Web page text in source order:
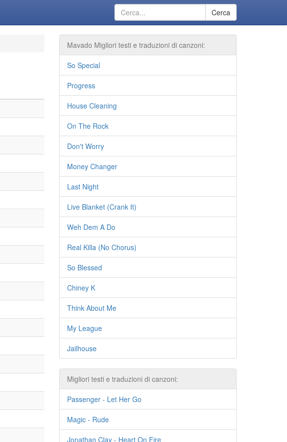
Cerca
Mavado Migliori testi e traduzioni di canzoni:
So Special
Progress
House Cleaning
On The Rock
Don't Worry
Money Changer
Last Night
Live Blanket (Crank It)
Weh Dem A Do
Real Killa (No Chorus)
So Blessed
Chiney K
Think About Me
My League
Jailhouse
Migliori testi e traduzioni di canzoni:
Passenger - Let Her Go
Magic - Rude
Jonathan Clay - Heart On Fire